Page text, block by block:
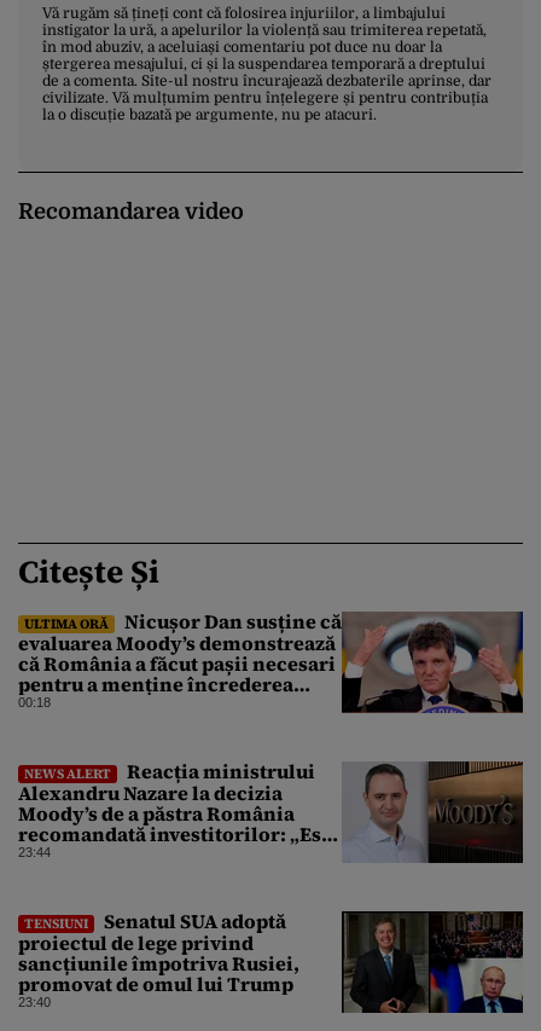
Vă rugăm să țineți cont că folosirea injuriilor, a limbajului
instigator la ură, a apelurilor la violență sau trimiterea repetată,
în mod abuziv, a aceluiași comentariu pot duce nu doar la
ștergerea mesajului, ci și la suspendarea temporară a dreptului
de a comenta. Site-ul nostru încurajează dezbaterile aprinse, dar
civilizate. Vă mulțumim pentru înțelegere și pentru contribuția
la o discuție bazată pe argumente, nu pe atacuri.
Recomandarea video
Citește Și
ULTIMA ORĂ
Nicușor Dan susține că
evaluarea Moody’s demonstrează
că România a făcut pașii necesari
pentru a menține încrederea
investitorilor: „Totuși,
00:18
NEWS ALERT
Reacția ministrului
Alexandru Nazare la decizia
Moody’s de a păstra România
recomandată investitorilor: „Este
un răgaz, dar în niciun caz un
23:44
TENSIUNI
Senatul SUA adoptă
proiectul de lege privind
sancțiunile împotriva Rusiei,
promovat de omul lui Trump
23:40